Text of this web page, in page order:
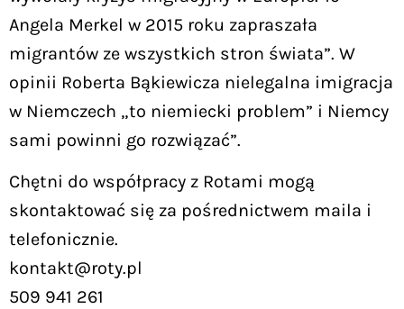
Angela Merkel w 2015 roku zapraszała
migrantów ze wszystkich stron świata”. W
opinii Roberta Bąkiewicza nielegalna imigracja
w Niemczech „to niemiecki problem” i Niemcy
sami powinni go rozwiązać”.
Chętni do współpracy z Rotami mogą
skontaktować się za pośrednictwem maila i
telefonicznie.
kontakt@roty.pl
509 941 261